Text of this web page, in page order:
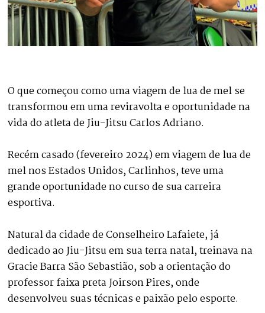
O que começou como uma viagem de lua de mel se
transformou em uma reviravolta e oportunidade na
vida do atleta de Jiu-Jitsu Carlos Adriano.
Recém casado (fevereiro 2024) em viagem de lua de
mel nos Estados Unidos, Carlinhos, teve uma
grande oportunidade no curso de sua carreira
esportiva.
Natural da cidade de Conselheiro Lafaiete, já
dedicado ao Jiu-Jitsu em sua terra natal, treinava na
Gracie Barra São Sebastião, sob a orientação do
professor faixa preta Joirson Pires, onde
desenvolveu suas técnicas e paixão pelo esporte.